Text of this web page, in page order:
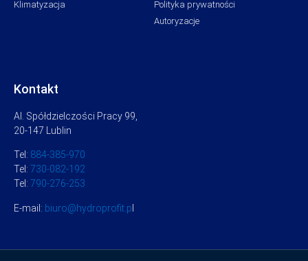
Klimatyzacja
Polityka prywatności
Autoryzacje
Kontakt
Al. Spółdzielczości Pracy 99,
20-147 Lublin
Tel: 884-385-970
Tel: 730-082-192
Tel: 790-276-253
E-mail: biuro@hydroprofit.pl